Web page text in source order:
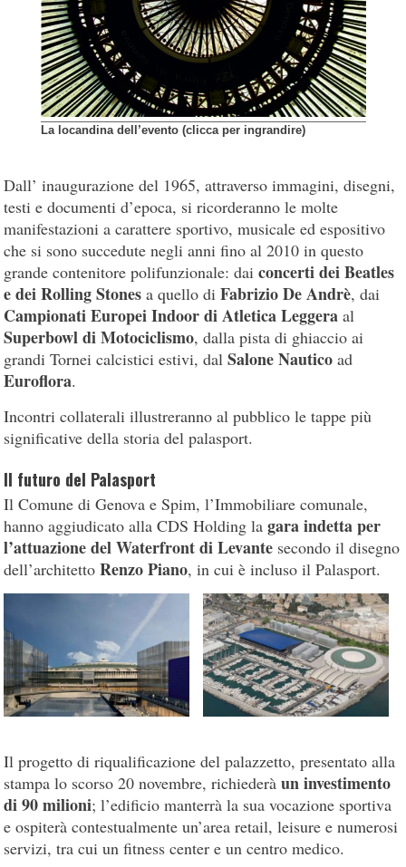
La locandina dell’evento (clicca per ingrandire)
Dall’ inaugurazione del 1965, attraverso immagini, disegni,
testi e documenti d’epoca, si ricorderanno le molte
manifestazioni a carattere sportivo, musicale ed espositivo
che si sono succedute negli anni fino al 2010 in questo
grande contenitore polifunzionale: daiconcerti dei Beatles
e dei Rolling Stones a quello diFabrizio De Andrè, dai
Campionati Europei Indoor di Atletica Leggera al
Superbowl di Motociclismo, dalla pista di ghiaccio ai
grandi Tornei calcistici estivi, dalSalone Nautico ad
Euroflora.
Incontri collaterali illustreranno al pubblico le tappe più
significative della storia del palasport.
Il futuro del Palasport
Il Comune di Genova e Spim, l’Immobiliare comunale,
hanno aggiudicato alla CDS Holding lagara indetta per
l’attuazione del Waterfront di Levante secondo il disegno
dell’architettoRenzo Piano, in cui è incluso il Palasport.
Il progetto di riqualificazione del palazzetto, presentato alla
stampa lo scorso 20 novembre, richiederàun investimento
di 90 milioni; l’edificio manterrà la sua vocazione sportiva
e ospiterà contestualmente un’area retail, leisure e numerosi
servizi, tra cui un fitness center e un centro medico.